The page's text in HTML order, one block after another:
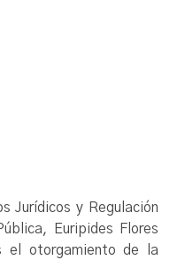
Jurídicos y Regulación
Euripides Flores
el otorgamiento de la